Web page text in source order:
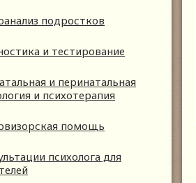
подростков
и тестирование
и перинатальная
и психотерапия
помощь
психолога для